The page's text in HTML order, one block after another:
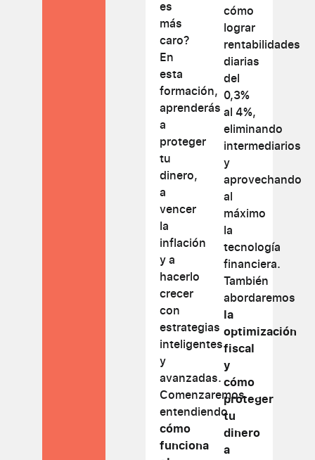
es
más
caro?
En
esta
formación,
aprenderás
a
proteger
tu
dinero,
a
vencer
la
inflación
y a
hacerlo
crecer
con
estrategias
inteligentes
y
avanzadas.
Comenzaremos
entendiendo
cómo
funciona
cómo
lograr
rentabilidades
diarias
del
0,3%
al 4%,
eliminando
intermediarios
y
aprovechando
al
máximo
la
tecnología
financiera.
También
abordaremos
la
optimización
fiscal
y
cómo
proteger
tu
dinero
a